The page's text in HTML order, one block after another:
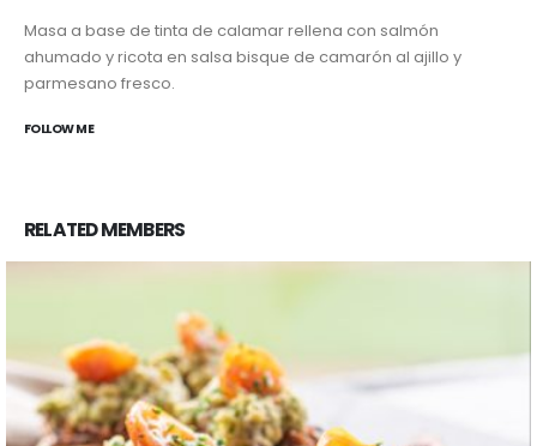
Masa a base de tinta de calamar rellena con salmón
ahumado y ricota en salsa bisque de camarón al ajillo y
parmesano fresco.
FOLLOW ME
RELATEDMEMBERS